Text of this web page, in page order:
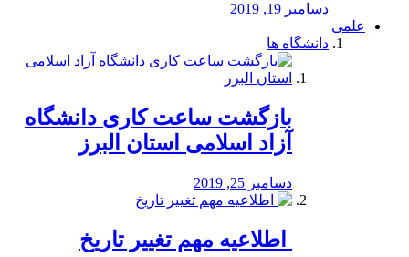
دسامبر 19, 2019
علمی
دانشگاه ها
بازگشت ساعت کاری دانشگاه
آزاد اسلامی استان البرز
دسامبر 25, 2019
️ اطلاعیه مهم تغییر تاریخ